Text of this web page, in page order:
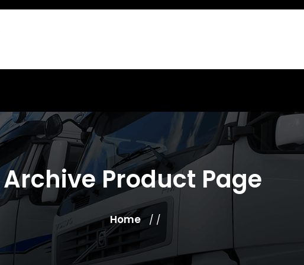
Archive Product Page
Home / /